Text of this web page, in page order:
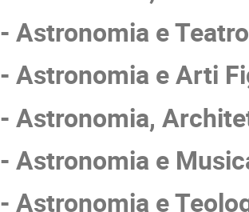
- Astronomia e
- Astronomia e Arti
- Astronomia,
- Astronomia e
- Astronomia e